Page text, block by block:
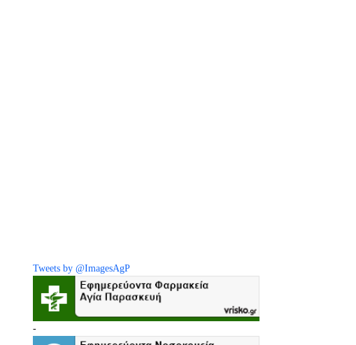
Tweets by @ImagesAgP
-